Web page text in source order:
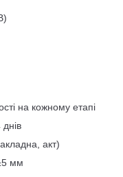
на кожному етапі
акт)
мм